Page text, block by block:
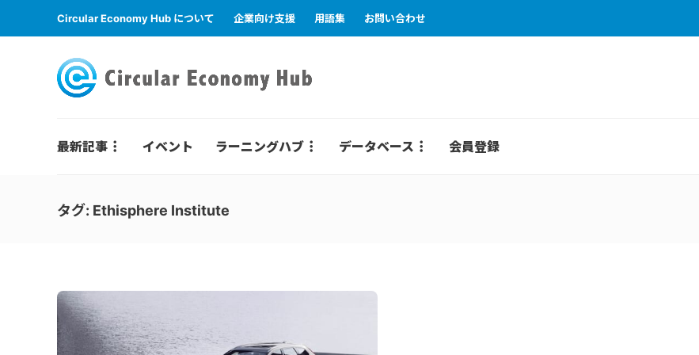
Circular Economy Hub について 企業向け支援 用語集 お問い合わせ
最新記事 イベント ラーニングハブ データベース 会員登録
タグ: Ethisphere Institute